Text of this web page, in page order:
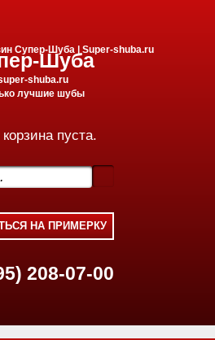
Шуба
shuba.ru
лучшие шубы
пуста.
.
208-07-00